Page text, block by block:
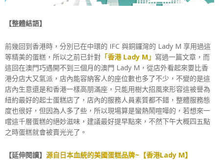
【整體結語】
前幾回到香港時，分別已在中環的 IFC 與銅鑼灣的 Lady M 享用過這
等精美的蛋糕，所以之前已針對 「香港 Lady M」 寫過一篇文章，而
這回在澳門巧遇開不到三個月的澳門 Lady M，從店外看起來要比香
港分店大又氣派，店內能容納客人的座位數也多了不少，不變的是這
店內生意還是和香港一樣高朋滿座，只能用樹大招風來形容這被譽為
紐約最好的起士蛋糕店了，店內的服務人員素質都不錯，整體服務態
度也很好，但因為人多了些，所以現場算是蠻熱鬧喧嘩的，若想來一
嚐這千層蛋糕的絕妙滋味，建議最好提早點來，不然下午大概四五點
之時蛋糕就會被賣光光了。
【延伸閱讀】 源自日本血統的美國蛋糕品牌~【香港Lady M】